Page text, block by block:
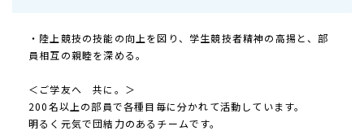
・陸上競技の技能の向上を図り、学生競技者精神の高揚と、部
員相互の親睦を深める。
＜ご学友へ 共に。＞
200名以上の部員で各種目毎に分かれて活動しています。
明るく元気で団結力のあるチームです。